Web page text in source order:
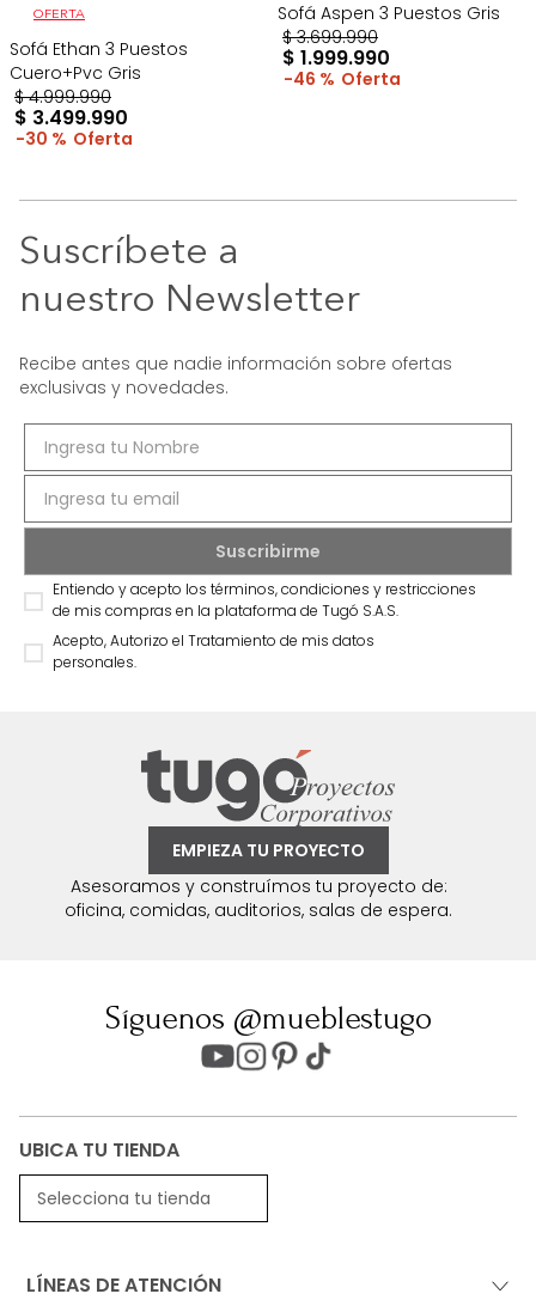
OFERTA
Sofá Ethan 3 Puestos
Cuero+Pvc Gris
$ 4.999.990
$ 3.499.990
30 %
Sofá Aspen 3 Puestos Gris
$ 3.699.990
$ 1.999.990
46 %
Suscríbete a
nuestro Newsletter
Recibe antes que nadie información sobre ofertas
exclusivas y novedades.
Entiendo y acepto los términos, condiciones y restricciones
de mis compras en la plataforma de Tugó S.A.S.
Acepto, Autorizo el Tratamiento de mis datos
personales.
EMPIEZA TU PROYECTO
Asesoramos y construímos tu proyecto de:
oficina, comidas, auditorios, salas de espera.
Síguenos @mueblestugo
UBICA TU TIENDA
Selecciona tu tienda
LÍNEAS DE ATENCIÓN